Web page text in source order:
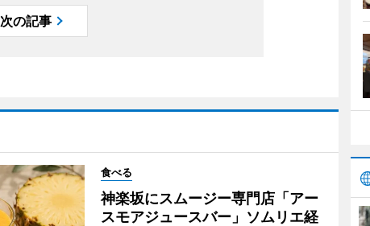
次の記事
食べる
神楽坂にスムージー専門店「アー
スモアジュースバー」ソムリエ経